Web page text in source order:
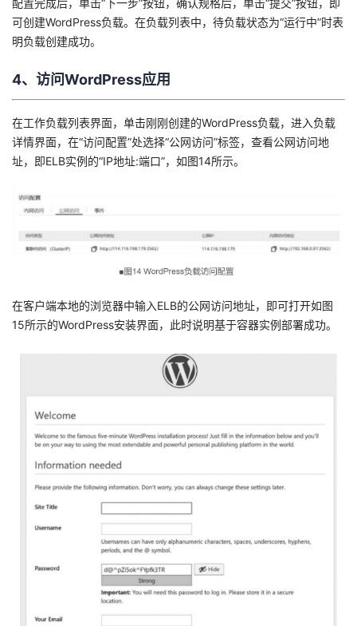
可创建WordPress负载。在负载列表中，待负载状态为“运行中”时表
明负载创建成功。
4、访问WordPress应用
在工作负载列表界面，单击刚刚创建的WordPress负载，进入负载
详情界面，在“访问配置”处选择“公网访问”标签，查看公网访问地
址，即ELB实例的“IP地址:端口”，如图14所示。
在客户端本地的浏览器中输入ELB的公网访问地址，即可打开如图
15所示的WordPress安装界面，此时说明基于容器实例部署成功。